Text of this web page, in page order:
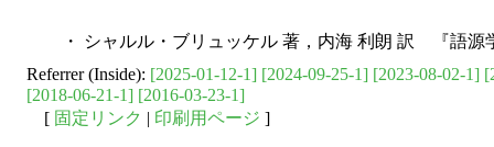
・ シャルル・ブリュッケル 著，内海 利朗 訳 『語源
Referrer (Inside): [2025-01-12-1] [2024-09-25-1] [2023-08-02-1]
[2018-06-21-1] [2016-03-23-1]
[ 固定リンク | 印刷用ページ ]